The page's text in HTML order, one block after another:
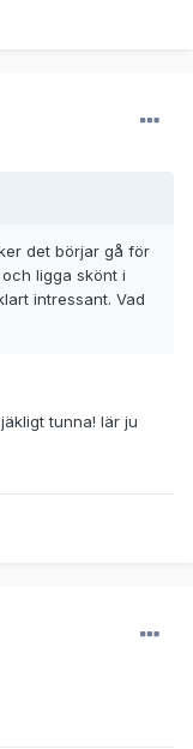
det börjar gå för
ligga skönt i
intressant. Vad
tunna! lär ju